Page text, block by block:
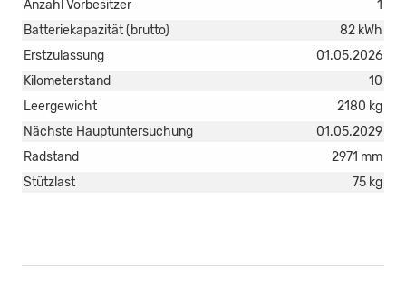
Anzahl Vorbesitzer
1
Batteriekapazität (brutto)
82 kWh
Erstzulassung
01.05.2026
Kilometerstand
10
Leergewicht
2180 kg
Nächste Hauptuntersuchung
01.05.2029
Radstand
2971 mm
Stützlast
75 kg